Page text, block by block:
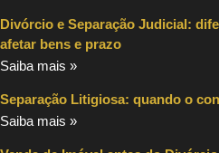
Divórcio e Separação Judicial:
afetar bens e prazo
Saiba mais »
Separação Litigiosa: quando o
Saiba mais »